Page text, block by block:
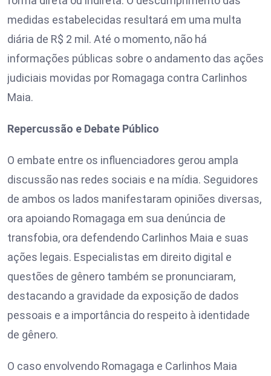
medidas estabelecidas resultará em uma multa
diária de R$ 2 mil. Até o momento, não há
informações públicas sobre o andamento das ações
judiciais movidas por Romagaga contra Carlinhos
Maia.
Repercussão e Debate Público
O embate entre os influenciadores gerou ampla
discussão nas redes sociais e na mídia. Seguidores
de ambos os lados manifestaram opiniões diversas,
ora apoiando Romagaga em sua denúncia de
transfobia, ora defendendo Carlinhos Maia e suas
ações legais. Especialistas em direito digital e
questões de gênero também se pronunciaram,
destacando a gravidade da exposição de dados
pessoais e a importância do respeito à identidade
de gênero.
O caso envolvendo Romagaga e Carlinhos Maia